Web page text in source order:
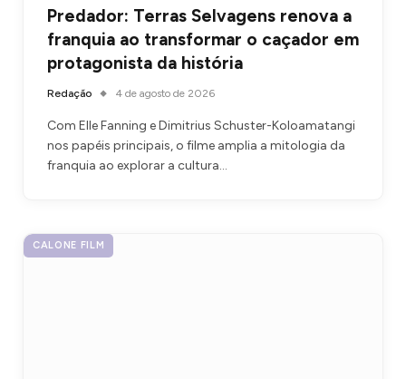
Predador: Terras Selvagens renova a
franquia ao transformar o caçador em
protagonista da história
Redação 4 de agosto de 2026
Com Elle Fanning e Dimitrius Schuster-Koloamatangi
nos papéis principais, o filme amplia a mitologia da
franquia ao explorar a cultura…
CALONE FILM